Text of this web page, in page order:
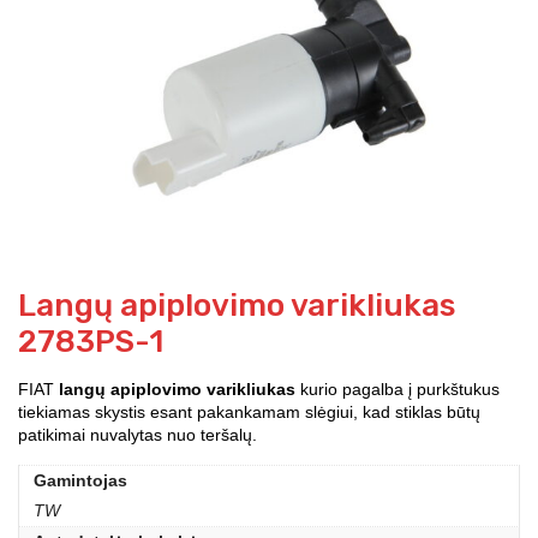
Langų apiplovimo varikliukas
2783PS-1
FIAT langų apiplovimo varikliukas kurio pagalba į purkštukus
tiekiamas skystis esant pakankamam slėgiui, kad stiklas būtų
patikimai nuvalytas nuo teršalų.
Gamintojas
TW